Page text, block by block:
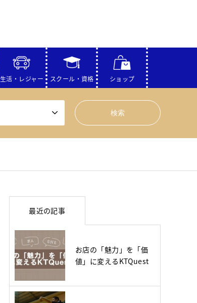
生活・レジャー スクール・資格 ショップ
最近の記事
お店の「魅力」を「価
値」に変えるKTQuest